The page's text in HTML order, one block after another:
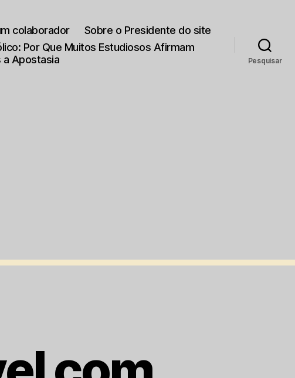
colaborador
Sobre o Presidente do site
Por Que Muitos Estudiosos Afirmam
a Apostasia
Pesquisar